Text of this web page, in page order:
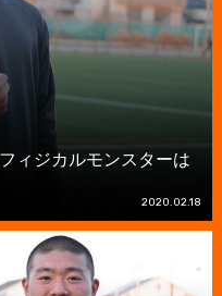
ィジカルモンスターは
2020.02.18